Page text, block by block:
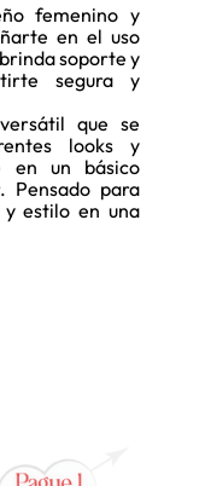
femenino y
en el uso
soporte y
segura y
que se
looks y
en un básico
Pensado para
y estilo en una